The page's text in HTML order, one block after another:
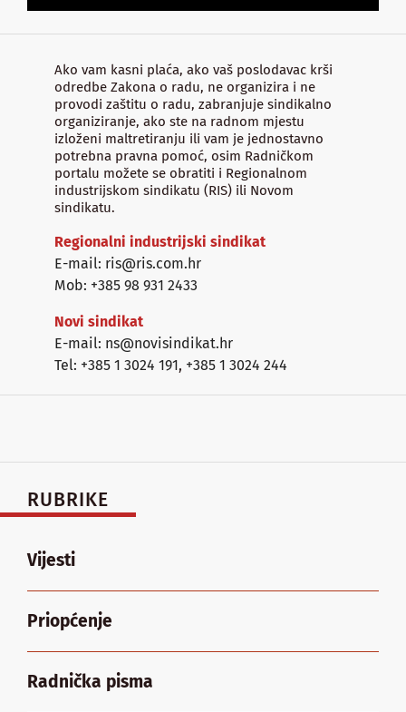
Ako vam kasni plaća, ako vaš poslodavac krši
odredbe Zakona o radu, ne organizira i ne
provodi zaštitu o radu, zabranjuje sindikalno
organiziranje, ako ste na radnom mjestu
izloženi maltretiranju ili vam je jednostavno
potrebna pravna pomoć, osim Radničkom
portalu možete se obratiti i Regionalnom
industrijskom sindikatu (RIS) ili Novom
sindikatu.
Regionalni industrijski sindikat
E-mail: ris@ris.com.hr
Mob: +385 98 931 2433
Novi sindikat
E-mail: ns@novisindikat.hr
Tel: +385 1 3024 191, +385 1 3024 244
RUBRIKE
Vijesti
Priopćenje
Radnička pisma